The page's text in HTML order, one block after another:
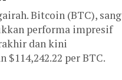
Bitcoin (BTC), sang
performa impresif
dan kini
per BTC.